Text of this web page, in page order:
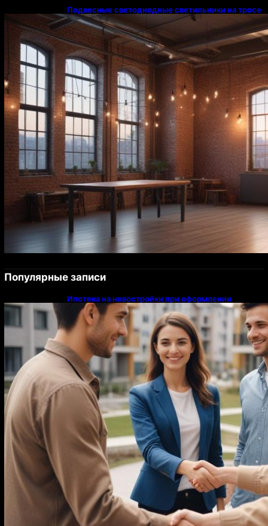
Подвесные светодиодные светильники на тросе
Популярные записи
Ипотека на новостройки при оформлении
напрямую у застройщика